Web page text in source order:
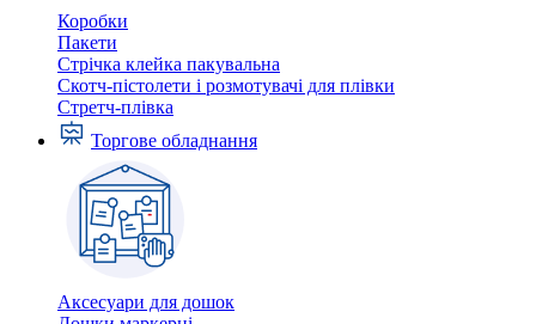
Коробки
Пакети
Стрічка клейка пакувальна
Скотч-пістолети і розмотувачі для плівки
Стретч-плівка
Торгове обладнання
Аксесуари для дошок